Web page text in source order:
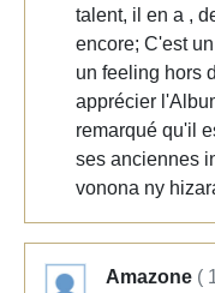
talent, il en a ,
encore; C'est
un feeling hors
apprécier
remarqué qu'il
ses anciennes
vonona ny
Amazone (